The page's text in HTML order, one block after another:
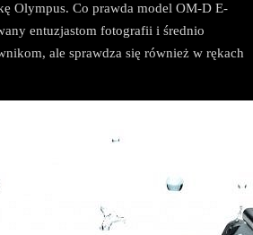
Olympus. Co prawda model OM-D E-
entuzjastom fotografii i średnio
ale sprawdza się również w rękach